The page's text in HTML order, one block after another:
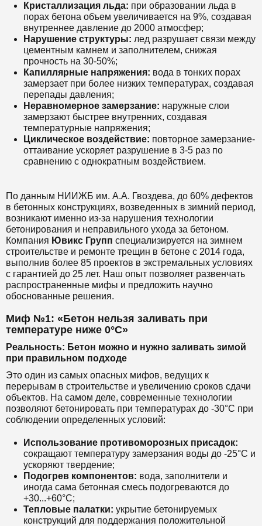
Кристаллизация льда: при образовании льда в
порах бетона объем увеличивается на 9%, создавая
внутреннее давление до 2000 атмосфер;
Нарушение структуры: лед разрушает связи между
цементным камнем и заполнителем, снижая
прочность на 30-50%;
Капиллярные напряжения: вода в тонких порах
замерзает при более низких температурах, создавая
перепады давления;
Неравномерное замерзание: наружные слои
замерзают быстрее внутренних, создавая
температурные напряжения;
Циклическое воздействие: повторное замерзание-
оттаивание ускоряет разрушение в 3-5 раз по
сравнению с однократным воздействием.
По данным НИИЖБ им. А.А. Гвоздева, до 60% дефектов
в бетонных конструкциях, возведенных в зимний период,
возникают именно из-за нарушения технологии
бетонирования и неправильного ухода за бетоном.
Компания Ювикс Групп специализируется на зимнем
строительстве и ремонте трещин в бетоне с 2014 года,
выполнив более 85 проектов в экстремальных условиях
с гарантией до 25 лет. Наш опыт позволяет развенчать
распространенные мифы и предложить научно
обоснованные решения.
Миф №1: «Бетон нельзя заливать при
температуре ниже 0°C»
Реальность: Бетон можно и нужно заливать зимой
при правильном подходе
Это один из самых опасных мифов, ведущих к
перерывам в строительстве и увеличению сроков сдачи
объектов. На самом деле, современные технологии
позволяют бетонировать при температурах до -30°C при
соблюдении определенных условий:
Использование противоморозных присадок:
сокращают температуру замерзания воды до -25°C и
ускоряют твердение;
Подогрев компонентов: вода, заполнители и
иногда сама бетонная смесь подогреваются до
+30...+60°C;
Тепловые палатки: укрытие бетонируемых
конструкций для поддержания положительной